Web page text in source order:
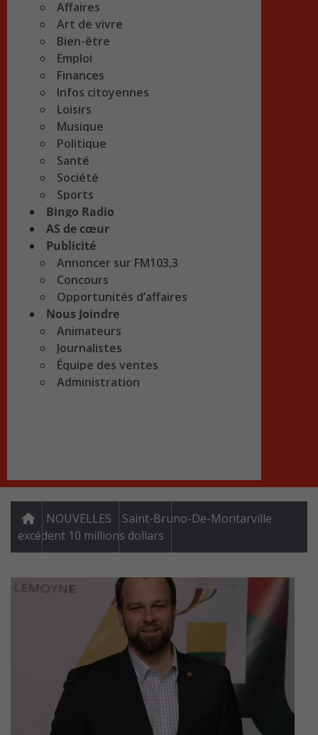
Affaires
Art de vivre
Bien-être
Emploi
Finances
Infos citoyennes
Loisirs
Musique
Politique
Santé
Société
Sports
Bingo Radio
AS de cœur
Publicité
Annoncer sur FM103,3
Concours
Opportunités d’affaires
Nous Joindre
Animateurs
Journalistes
Équipe des ventes
Administration
NOUVELLES
Saint-Bruno-De-Montarville
excédent 10 millions dollars